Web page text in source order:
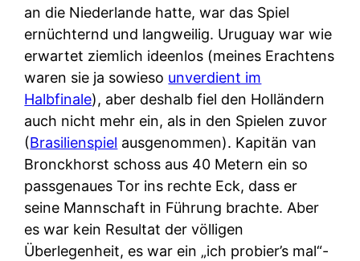
an die Niederlande hatte, war das Spiel
ernüchternd und langweilig. Uruguay war wie
erwartet ziemlich ideenlos (meines Erachtens
waren sie ja sowieso unverdient im
Halbfinale), aber deshalb fiel den Holländern
auch nicht mehr ein, als in den Spielen zuvor
(Brasilienspiel ausgenommen). Kapitän van
Bronckhorst schoss aus 40 Metern ein so
passgenaues Tor ins rechte Eck, dass er
seine Mannschaft in Führung brachte. Aber
es war kein Resultat der völligen
Überlegenheit, es war ein „ich probier’s mal“-